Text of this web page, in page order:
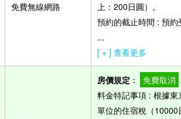
免費無線網路
上：200日圓）。
預約的截止時間 : 預
...
[ + ] 查看更多
房價規定 ： 免費取消
料金特記事項 : 根據
單位的住宿稅（